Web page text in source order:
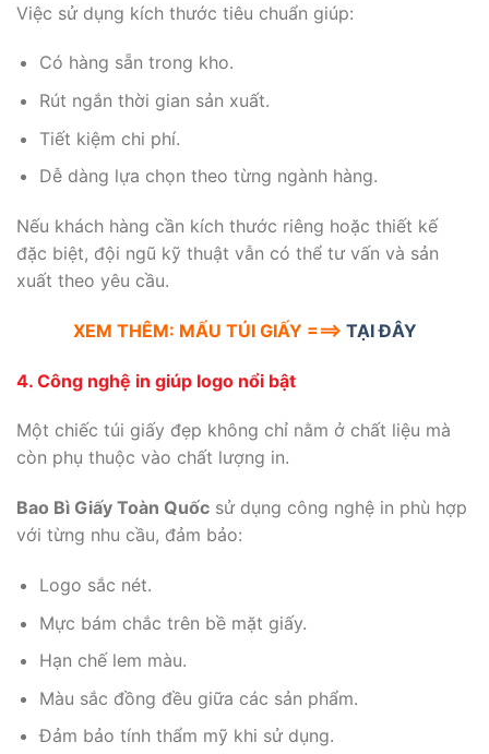
Việc sử dụng kích thước tiêu chuẩn giúp:
Có hàng sẵn trong kho.
Rút ngắn thời gian sản xuất.
Tiết kiệm chi phí.
Dễ dàng lựa chọn theo từng ngành hàng.
Nếu khách hàng cần kích thước riêng hoặc thiết kế
đặc biệt, đội ngũ kỹ thuật vẫn có thể tư vấn và sản
xuất theo yêu cầu.
XEM THÊM: MẤU TÚI GIẤY ===> TẠI ĐÂY
4. Công nghệ in giúp logo nổi bật
Một chiếc túi giấy đẹp không chỉ nằm ở chất liệu mà
còn phụ thuộc vào chất lượng in.
Bao Bì Giấy Toàn Quốc sử dụng công nghệ in phù hợp
với từng nhu cầu, đảm bảo:
Logo sắc nét.
Mực bám chắc trên bề mặt giấy.
Hạn chế lem màu.
Màu sắc đồng đều giữa các sản phẩm.
Đảm bảo tính thẩm mỹ khi sử dụng.